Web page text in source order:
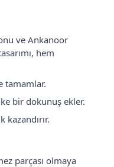
ve Ankanoor
hem
tamamlar.
bir dokunuş ekler.
parçası olmaya